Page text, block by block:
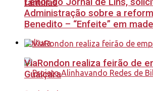
famílias
Cultura
Administração sobre a
Benedito – “Enfeite” em
ViaRondon realiza feirão de
Guaiçara